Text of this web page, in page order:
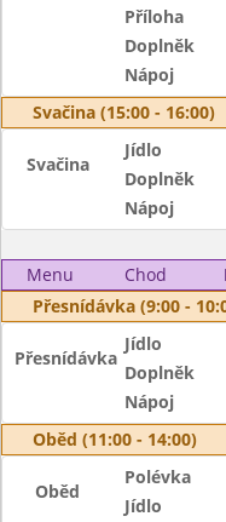
Příloha
Doplněk
Nápoj
Svačina (15:00 - 16:00)
Svačina
Jídlo
Doplněk
Nápoj
Menu Chod
Přesnídávka (9:00 -
Přesnídávka
Jídlo
Doplněk
Nápoj
Oběd (11:00 - 14:00)
Oběd
Polévka
Jídlo